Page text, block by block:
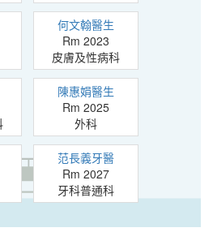
何文翰醫生
Rm 2023
皮膚及性病科
陳惠娟醫生
Rm 2025
外科
范長義牙醫
Rm 2027
牙科普通科